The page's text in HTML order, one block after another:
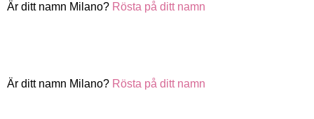
Är ditt namn Milano? Rösta på ditt namn
Är ditt namn Milano? Rösta på ditt namn